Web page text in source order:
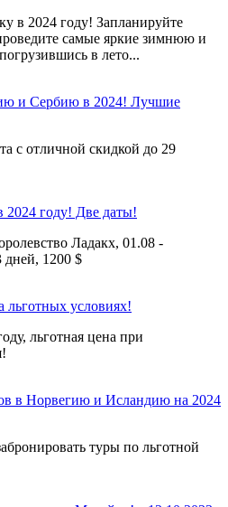
в 2024 году! Запланируйте
самые яркие зимнюю и
в лето...
и Сербию в 2024! Лучшие
с отличной скидкой до 29
2024 году! Две даты!
Ладакх, 01.08 -
дней, 1200 $
условиях!
льготная цена при
в Норвегию и Исландию на 2024
туры по льготной